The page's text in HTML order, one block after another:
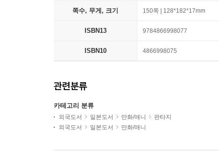
쪽수, 무게, 크기 150쪽 | 128*182*17mm
ISBN13 9784866998077
ISBN10 4866998075
관련분류
카테고리 분류
외국도서 일본도서 만화/애니
판타지
외국도서
일본도서 만화/애니